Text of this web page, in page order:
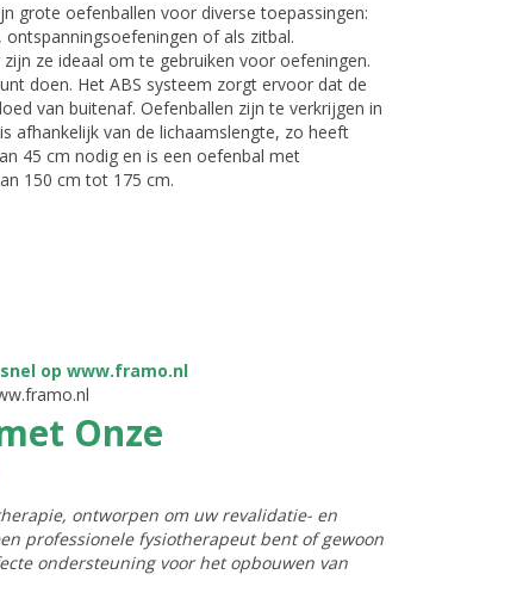
grote oefenballen voor diverse toepassingen:
of als zitbal.
ze ideaal om te gebruiken voor oefeningen.
doen. Het ABS systeem zorgt ervoor dat de
van buitenaf. Oefenballen zijn te verkrijgen in
afhankelijk van de lichaamslengte, zo heeft
45 cm nodig en is een oefenbal met
150 cm tot 175 cm.
Onze
ontworpen om uw revalidatie- en
professionele fysiotherapeut bent of gewoon
ondersteuning voor het opbouwen van